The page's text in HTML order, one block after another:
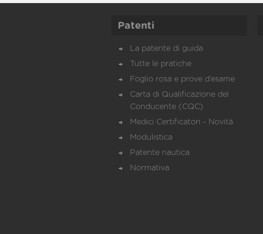
Patenti
La patente di guida
Tutte le pratiche
Foglio rosa e prove d’esame
Carta di Qualificazione del
Conducente (CQC)
Medici Certificatori - Novità
Modulistica
Patente nautica
Normativa